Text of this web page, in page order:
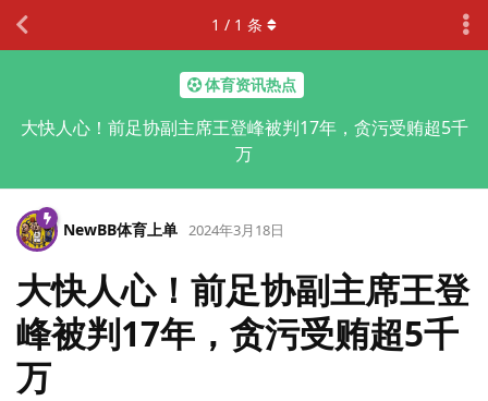
体育资讯热点
大快人心！前足协副主席王登峰被判17年，贪污受贿超5千
万
1 / 1 条
NewBB体育上单 2024年3月18日
大快人心！前足协副主席王登
峰被判17年，贪污受贿超5千
万